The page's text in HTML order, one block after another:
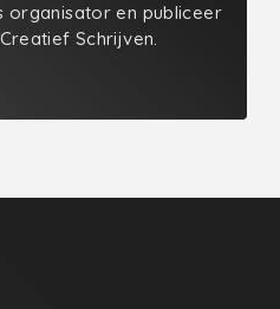
organisator en publiceer
Schrijven.